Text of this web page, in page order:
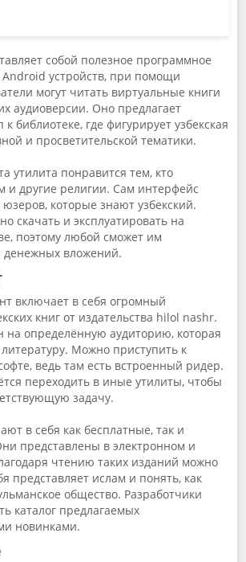
собой полезное программное
устройств, при помощи
могут читать виртуальные книги
аудиоверсии. Оно предлагает
библиотеке, где фигурирует узбекская
и просветительской тематики.
утилита понравится тем, кто
и другие религии. Сам интерфейс
юзеров, которые знают узбекский.
скачать и эксплуатировать на
поэтому любой сможет им
денежных вложений.
включает в себя огромный
книг от издательства hilol nashr.
на определённую аудиторию, которая
Можно приступить к
ведь там есть встроенный ридер.
переходить в иные утилиты, чтобы
задачу.
в себя как бесплатные, так и
представлены в электронном и
чтению таких изданий можно
представляет ислам и понять, как
общество. Разработчики
каталог предлагаемых
новинками.